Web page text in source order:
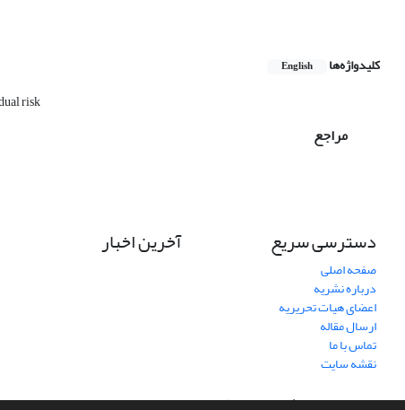
کلیدواژه‌ها English
risk
مراجع
دسترسی سریع
صفحه اصلی
درباره نشریه
اعضای هیات تحریریه
ارسال مقاله
تماس با ما
نقشه سایت
آخرین اخبار
سامانه مدیریت نشریات علمی.طراحی و پیاده سازی ازسیناوب